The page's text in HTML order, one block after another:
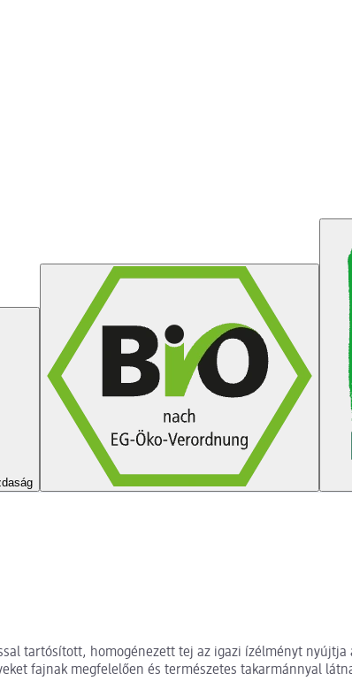
tartósított, homogénezett tej az igazi ízélményt
fajnak megfelelően és természetes takarmánnyal